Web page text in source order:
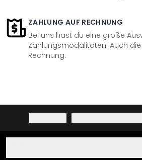
ZAHLUNG AUF RECHNUNG
Bei uns hast du eine große
Zahlungsmodalitäten. Auch
Rechnung.
·